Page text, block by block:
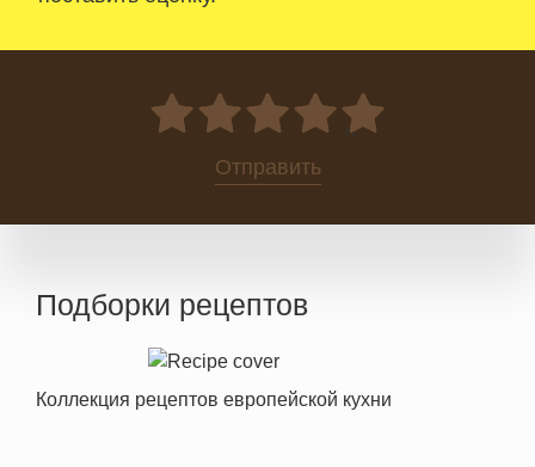
0
Отправить
Подборки рецептов
Коллекция рецептов европейской кухни